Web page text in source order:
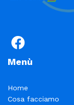
Menù
Home
Cosa facciamo